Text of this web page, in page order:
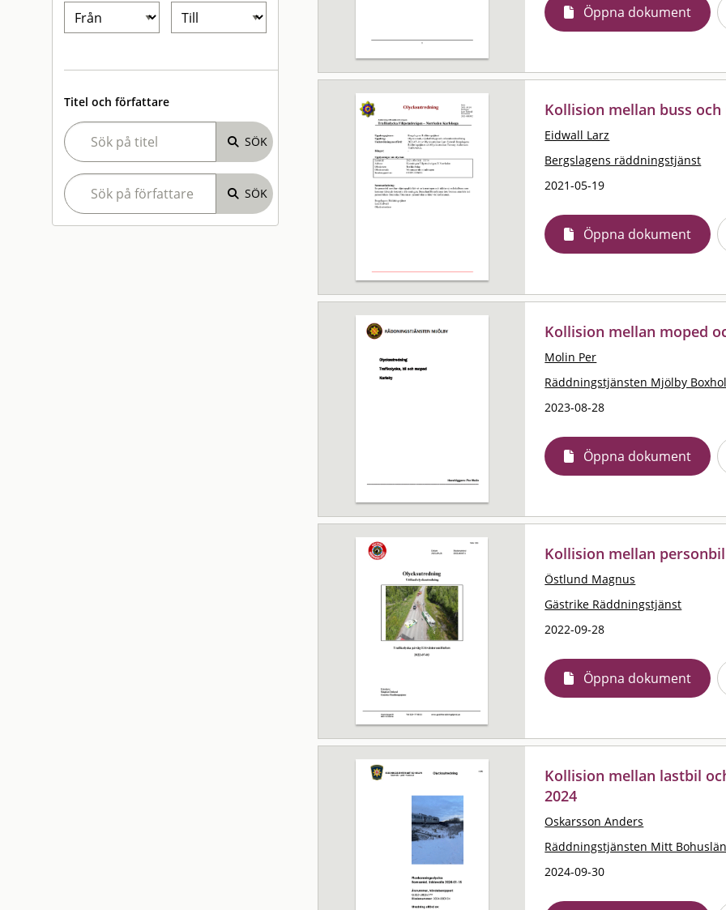
Titel och författare
Öppna dokument
Kollision mellan buss
Eidwall Larz
Bergslagens räddningstjänst
2021-05-19
Öppna dokument
Kollision mellan moped
Molin Per
Räddningstjänsten Mjölby
2023-08-28
Öppna dokument
Kollision mellan
Östlund Magnus
Gästrike Räddningstjänst
2022-09-28
Öppna dokument
Kollision mellan lastbil
2024
Oskarsson Anders
Räddningstjänsten Mitt Bohuslän
2024-09-30